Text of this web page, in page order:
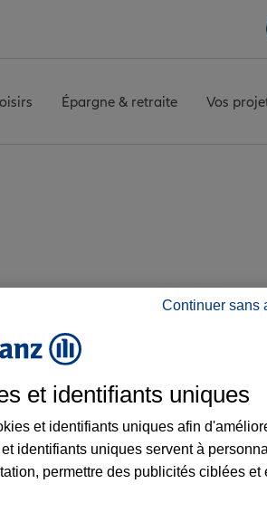
Épargne & retraite Vos
Continuer sans
et identifiants uniques
et identifiants uniques afin
identifiants uniques servent à
permettre des publicités ciblées et